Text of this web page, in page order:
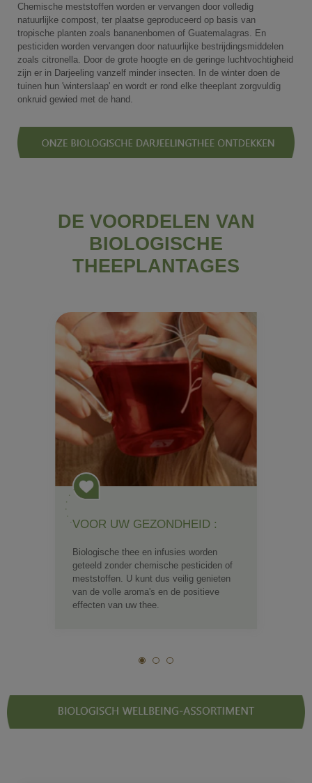
Chemische meststoffen worden er vervangen door volledig
natuurlijke compost, ter plaatse geproduceerd op basis van
tropische planten zoals bananenbomen of Guatemalagras. En
pesticiden worden vervangen door natuurlijke bestrijdingsmiddelen
zoals citronella. Door de grote hoogte en de geringe luchtvochtigheid
zijn er in Darjeeling vanzelf minder insecten. In de winter doen de
tuinen hun 'winterslaap' en wordt er rond elke theeplant zorgvuldig
onkruid gewied met de hand.
DE VOORDELEN VAN
BIOLOGISCHE
THEEPLANTAGES
VOOR UW GEZONDHEID :
Biologische thee en infusies worden
geteeld zonder chemische pesticiden of
meststoffen. U kunt dus veilig genieten
van de volle aroma's en de positieve
effecten van uw thee.